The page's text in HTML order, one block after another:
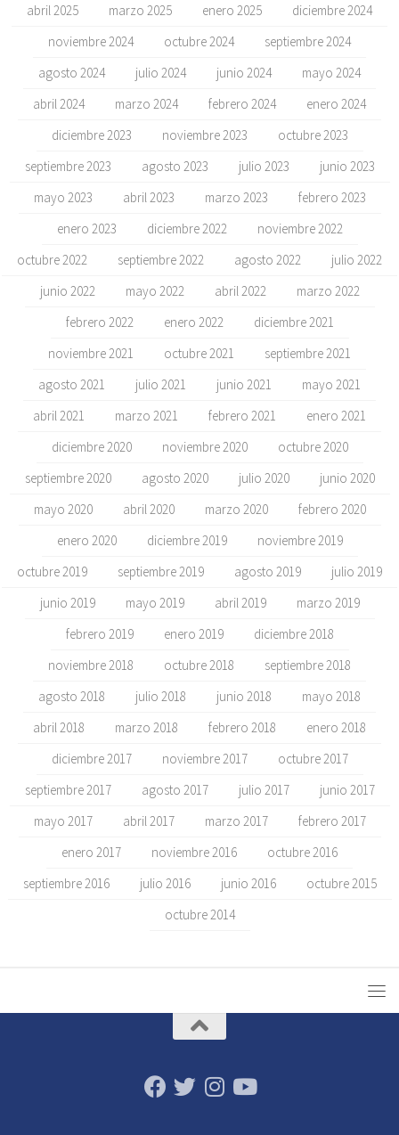
abril 2025
marzo 2025 enero 2025
diciembre 2024
noviembre 2024
octubre 2024
septiembre 2024
agosto 2024
julio 2024 junio 2024
mayo 2024
abril 2024
marzo 2024 febrero 2024
enero 2024
diciembre 2023
noviembre 2023
octubre 2023
septiembre 2023
agosto 2023 julio 2023
junio 2023
mayo 2023
abril 2023 marzo 2023
febrero 2023
enero 2023
diciembre 2022
noviembre 2022
octubre 2022
septiembre 2022 agosto 2022
julio 2022
junio 2022
mayo 2022 abril 2022
marzo 2022
febrero 2022
enero 2022
diciembre 2021
noviembre 2021
octubre 2021
septiembre 2021
agosto 2021
julio 2021 junio 2021
mayo 2021
abril 2021
marzo 2021 febrero 2021
enero 2021
diciembre 2020
noviembre 2020
octubre 2020
septiembre 2020
agosto 2020 julio 2020
junio 2020
mayo 2020
abril 2020 marzo 2020
febrero 2020
enero 2020
diciembre 2019
noviembre 2019
octubre 2019
septiembre 2019 agosto 2019
julio 2019
junio 2019
mayo 2019 abril 2019
marzo 2019
febrero 2019
enero 2019
diciembre 2018
noviembre 2018
octubre 2018
septiembre 2018
agosto 2018
julio 2018 junio 2018
mayo 2018
abril 2018
marzo 2018 febrero 2018
enero 2018
diciembre 2017
noviembre 2017
octubre 2017
septiembre 2017
agosto 2017 julio 2017
junio 2017
mayo 2017
abril 2017 marzo 2017
febrero 2017
enero 2017
noviembre 2016
octubre 2016
septiembre 2016
julio 2016 junio 2016
octubre 2015
octubre 2014